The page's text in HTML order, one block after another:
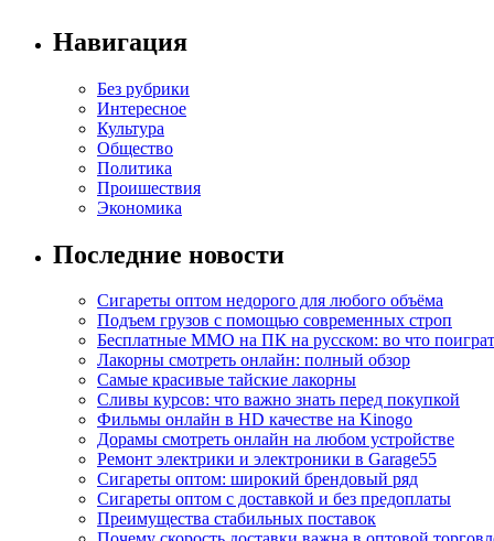
Навигация
Без рубрики
Интересное
Культура
Общество
Политика
Проишествия
Экономика
Последние новости
Сигареты оптом недорого для любого объёма
Подъем грузов с помощью современных строп
Бесплатные MMO на ПК на русском: во что
Лакорны смотреть онлайн: полный обзор
Самые красивые тайские лакорны
Сливы курсов: что важно знать перед покупкой
Фильмы онлайн в HD качестве на Kinogo
Дорамы смотреть онлайн на любом устройстве
Ремонт электрики и электроники в Garage55
Сигареты оптом: широкий брендовый ряд
Сигареты оптом с доставкой и без предоплаты
Преимущества стабильных поставок